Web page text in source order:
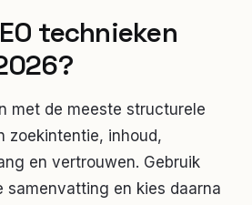
technieken
met de meeste structurele
zoekintentie, inhoud,
en vertrouwen. Gebruik
samenvatting en kies daarna